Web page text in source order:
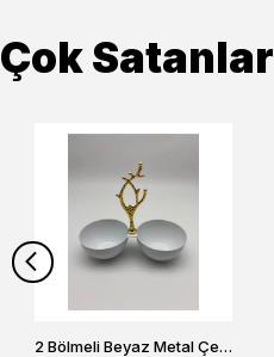
Çok Satanlar
2 Bölmeli Beyaz Metal Çerezlik, Altın Dallı Çerez Tabağı